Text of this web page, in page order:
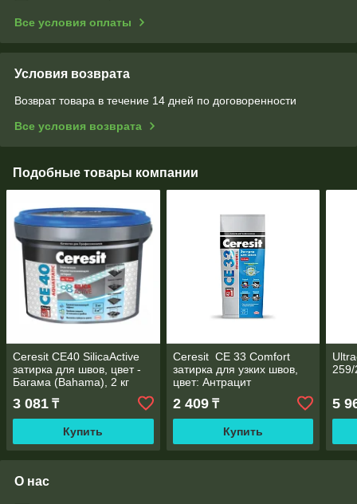
Все условия оплаты
Условия возврата
Возврат товара в течение 14 дней по договоренности
Все условия возврата
Подобные товары компании
Ceresit CE40 SilicaActive
затирка для швов, цвет -
Багама (Bahama), 2 кг
3 081 ₸
Купить
Ceresit CE 33 Comfort
затирка для узких швов,
цвет: Антрацит
(Anthracite), 2 кг
2 409₸
Купить
259/
5
О нас